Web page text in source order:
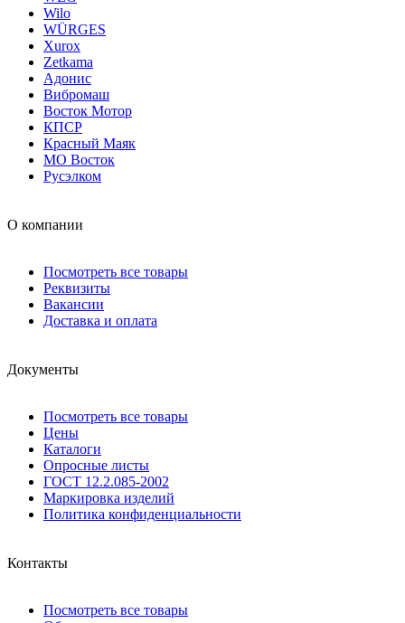
Wilo
WÜRGES
Xurox
Zetkama
Адонис
Вибромаш
Восток Мотор
КПСР
Красный Маяк
МО Восток
Русэлком
О компании
Посмотреть все товары
Реквизиты
Вакансии
Доставка и оплата
Документы
Посмотреть все товары
Цены
Каталоги
Опросные листы
ГОСТ 12.2.085-2002
Маркировка изделий
Политика конфиденциальности
Контакты
Посмотреть все товары